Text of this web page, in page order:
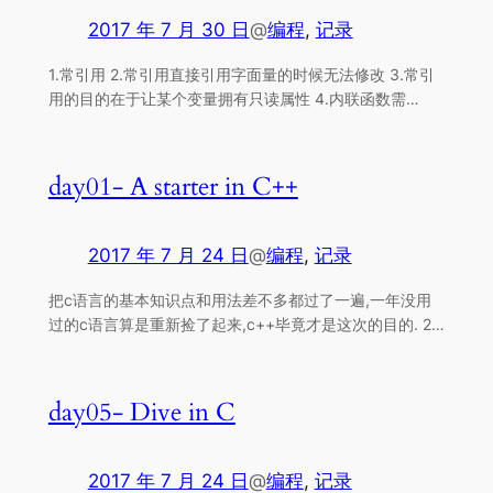
2017 年 7 月 30 日 @编程, 记录
1.常引用 2.常引用直接引用字面量的时候无法修改 3.常引
用的目的在于让某个变量拥有只读属性 4.内联函数需…
day01- A starter in C++
2017 年 7 月 24 日 @编程, 记录
把c语言的基本知识点和用法差不多都过了一遍,一年没用
过的c语言算是重新捡了起来,c++毕竟才是这次的目的. 2…
day05- Dive in C
2017 年 7 月 24 日 @编程, 记录